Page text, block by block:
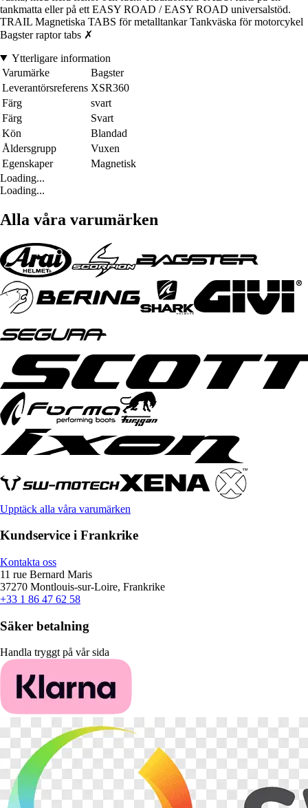
tankmatta eller på ett EASY ROAD / EASY ROAD universalstöd.
TRAIL Magnetiska TABS för metalltankar Tankväska för motorcykel
Bagster raptor tabs ✗
Ytterligare information
Varumärke
Bagster
Leverantörsreferens XSR360
Färg
svart
Färg
Svart
Kön
Blandad
Åldersgrupp
Vuxen
Egenskaper
Magnetisk
Loading...
Loading...
Alla våra varumärken
Upptäck alla våra varumärken
Kundservice i Frankrike
Kontakta oss
11 rue Bernard Maris
37270 Montlouis-sur-Loire, Frankrike
+33 1 86 47 62 58
Säker betalning
Handla tryggt på vår sida